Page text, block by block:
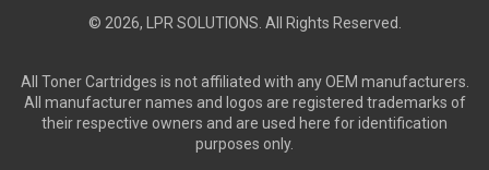
© 2026, LPR SOLUTIONS. All Rights Reserved.
All Toner Cartridges is not affiliated with any OEM manufacturers.
All manufacturer names and logos are registered trademarks of
their respective owners and are used here for identification
purposes only.